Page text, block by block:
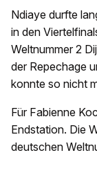
Ndiaye durfte
in den
Weltnummer 2
der Repechage
konnte so nicht
Für Fabienne
Endstation. Die
deutschen